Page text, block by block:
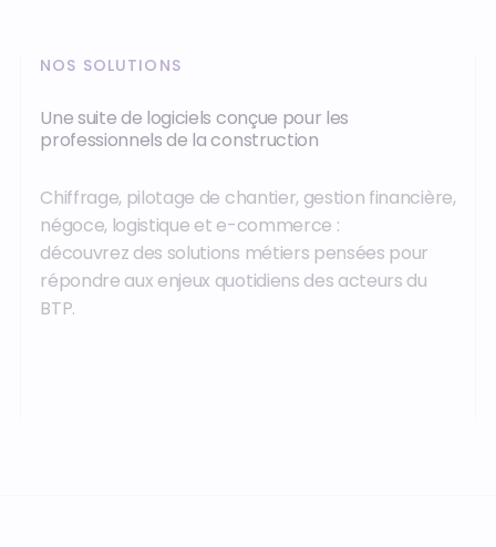
NOS SOLUTIONS
Une suite de logiciels conçue pour les
professionnels de la construction
Chiffrage, pilotage de chantier, gestion financière,
négoce, logistique et e-commerce :
découvrez des solutions métiers pensées pour
répondre aux enjeux quotidiens des acteurs du
BTP.